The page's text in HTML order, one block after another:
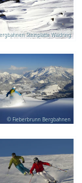
Steinplatte Waidring
© Fieberbrunn Bergbahnen